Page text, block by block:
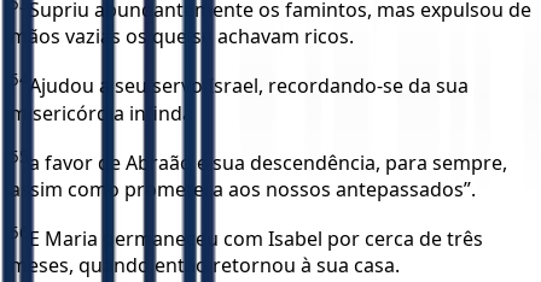
Supriu abundantemente os famintos, mas expulsou de
mãos vazias os que se achavam ricos.
54 Ajudou a seu servo Israel, recordando-se da sua
misericórdia infinda
55 a favor de Abraão e sua descendência, para sempre,
assim como prometera aos nossos antepassados”.
56 E Maria permaneceu com Isabel por cerca de três
meses, quando então retornou à sua casa.